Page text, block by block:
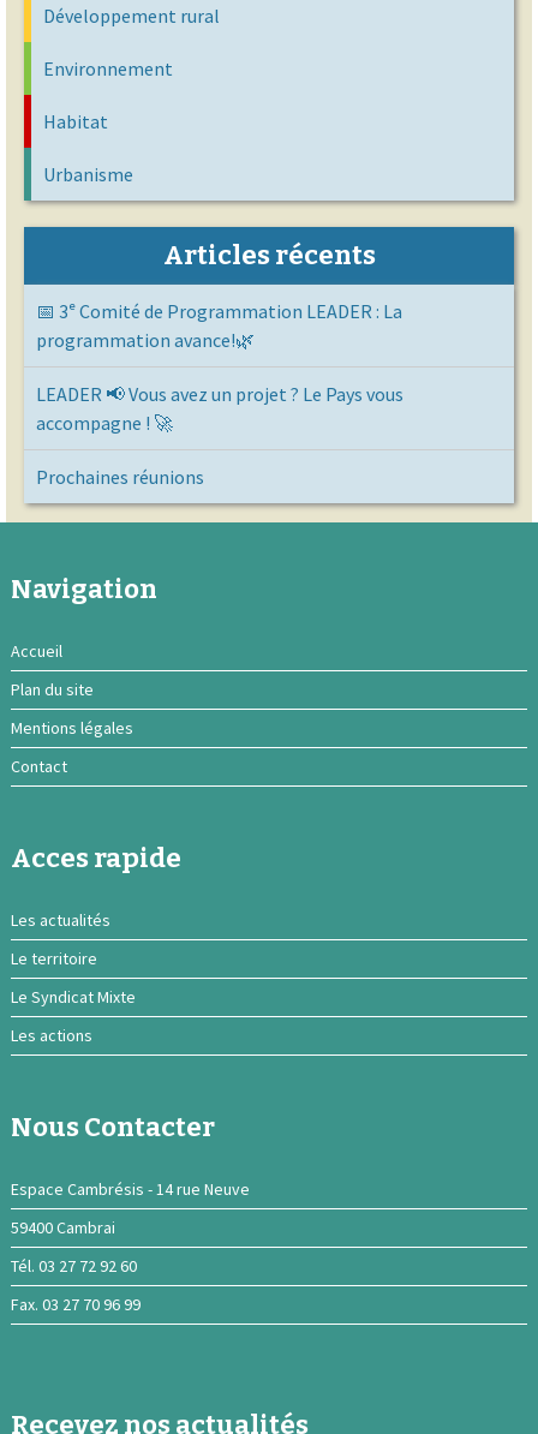
Développement rural
Environnement
Habitat
Urbanisme
Articles récents
📅 3ᵉ Comité de Programmation LEADER : La
programmation avance!🌿
LEADER 📢 Vous avez un projet ? Le Pays vous
accompagne ! 🚀
Prochaines réunions
Navigation
Accueil
Plan du site
Mentions légales
Contact
Acces rapide
Les actualités
Le territoire
Le Syndicat Mixte
Les actions
Nous Contacter
Espace Cambrésis - 14 rue Neuve
59400 Cambrai
Tél. 03 27 72 92 60
Fax. 03 27 70 96 99
Recevez nos actualités